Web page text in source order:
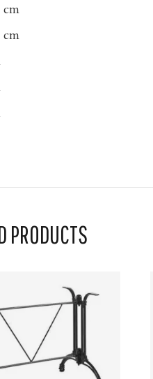
cm
cm
PRODUCTS